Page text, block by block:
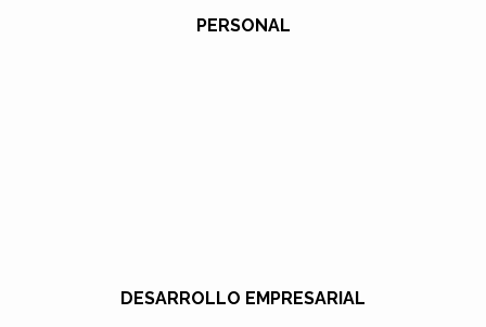
PERSONAL
DESARROLLO EMPRESARIAL